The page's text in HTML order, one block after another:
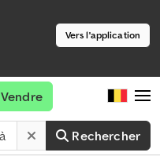
Vers l'application
Rechercher
Vendre